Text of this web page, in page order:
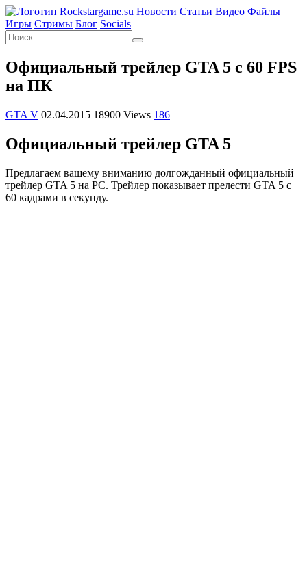
Новости Статьи Видео Файлы
Игры Cтримы Блог Socials
Официальный трейлер GTA 5 с 60 FPS
на ПК
GTA V 02.04.2015 18900 Views 186
Официальный трейлер GTA 5
Предлагаем вашему вниманию долгожданный официальный
трейлер GTA 5 на PC. Трейлер показывает прелести GTA 5 с
60 кадрами в секунду.